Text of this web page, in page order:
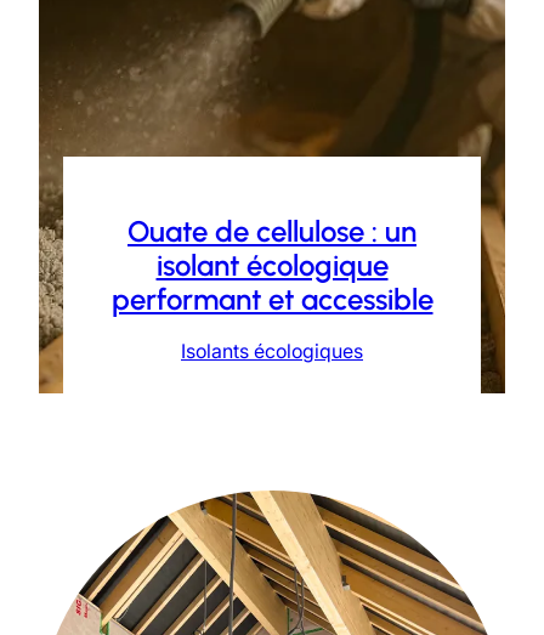
Ouate de cellulose : un
isolant écologique
performant et accessible
Isolants écologiques